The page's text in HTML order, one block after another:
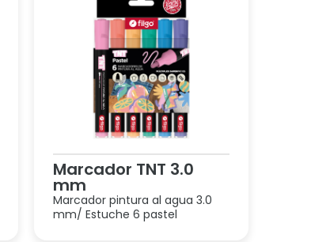
Marcador TNT 3.0
mm
Marcador pintura al agua 3.0
mm/ Estuche 6 pastel